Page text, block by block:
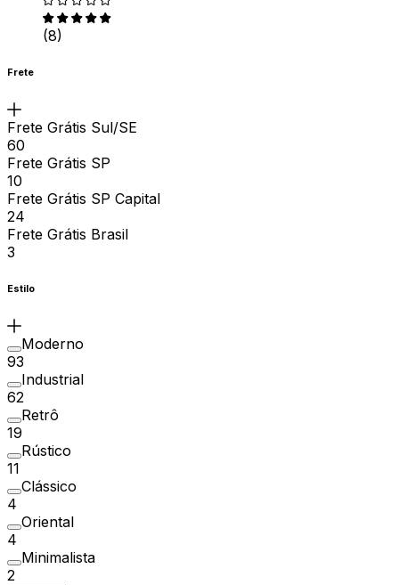
(8)
Frete
Frete Grátis Sul/SE
60
Frete Grátis SP
10
Frete Grátis SP Capital
24
Frete Grátis Brasil
3
Estilo
Moderno
93
Industrial
62
Retrô
19
Rústico
11
Clássico
4
Oriental
4
Minimalista
2